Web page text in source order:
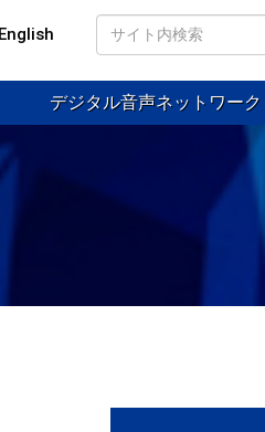
English
サ
イ
ト
デジタル音声ネットワーク